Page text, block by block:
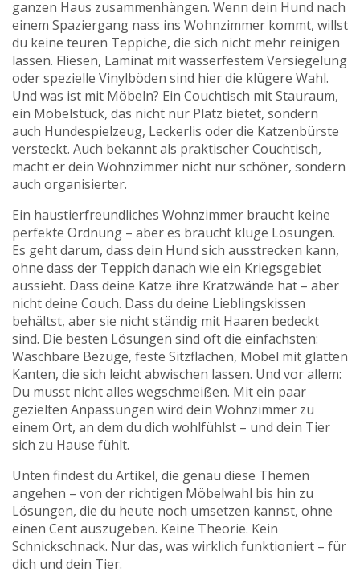
ganzen Haus zusammenhängen. Wenn dein Hund nach
einem Spaziergang nass ins Wohnzimmer kommt, willst
du keine teuren Teppiche, die sich nicht mehr reinigen
lassen. Fliesen, Laminat mit wasserfestem Versiegelung
oder spezielle Vinylböden sind hier die klügere Wahl.
Und was ist mit Möbeln? Ein Couchtisch mit Stauraum,
ein Möbelstück, das nicht nur Platz bietet, sondern
auch Hundespielzeug, Leckerlis oder die Katzenbürste
versteckt. Auch bekannt als praktischer Couchtisch,
macht er dein Wohnzimmer nicht nur schöner, sondern
auch organisierter.
Ein haustierfreundliches Wohnzimmer braucht keine
perfekte Ordnung – aber es braucht kluge Lösungen.
Es geht darum, dass dein Hund sich ausstrecken kann,
ohne dass der Teppich danach wie ein Kriegsgebiet
aussieht. Dass deine Katze ihre Kratzwände hat – aber
nicht deine Couch. Dass du deine Lieblingskissen
behältst, aber sie nicht ständig mit Haaren bedeckt
sind. Die besten Lösungen sind oft die einfachsten:
Waschbare Bezüge, feste Sitzflächen, Möbel mit glatten
Kanten, die sich leicht abwischen lassen. Und vor allem:
Du musst nicht alles wegschmeißen. Mit ein paar
gezielten Anpassungen wird dein Wohnzimmer zu
einem Ort, an dem du dich wohlfühlst – und dein Tier
sich zu Hause fühlt.
Unten findest du Artikel, die genau diese Themen
angehen – von der richtigen Möbelwahl bis hin zu
Lösungen, die du heute noch umsetzen kannst, ohne
einen Cent auszugeben. Keine Theorie. Kein
Schnickschnack. Nur das, was wirklich funktioniert – für
dich und dein Tier.